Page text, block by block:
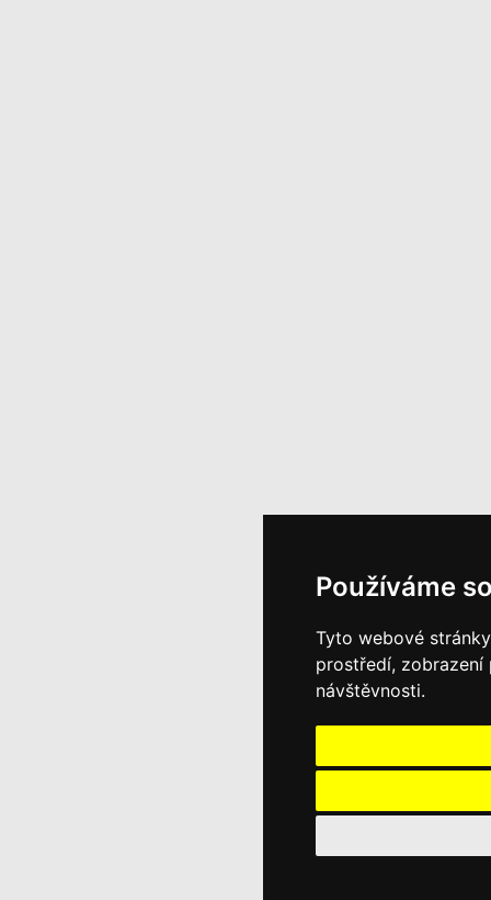
Používáme
Tyto webové
prostředí, zobrazení
návštěvnosti.